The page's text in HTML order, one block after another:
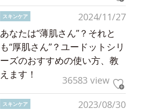
2024/11/27
スキンケア
あなたは“薄肌さん”？それと
も“厚肌さん”？ユードットシリ
ーズのおすすめの使い方、教
えます！
36583 view
2023/08/30
スキンケア